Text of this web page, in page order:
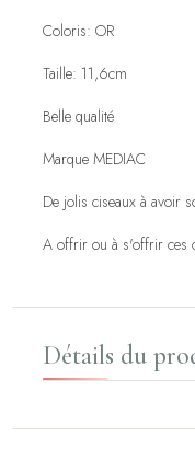
Coloris: OR
Taille: 11,6cm
Belle qualité
Marque MEDIAC
De jolis ciseaux à avoir
A offrir ou à s'offrir ces
Détails du